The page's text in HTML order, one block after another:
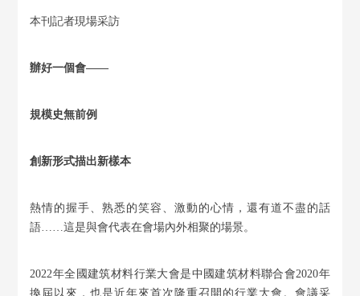
本刊記者現場采訪
辦好一個會——
規模史無前例
創新形式描出新樣本
熱情的握手、熟悉的笑容、激動的心情，還有道不盡的話
語……這是與會代表在會場內外相聚的場景。
2022年全國建筑材料行業大會是中國建筑材料聯合會2020年
換屆以來，也是近年來首次隆重召開的行業大會。會議采